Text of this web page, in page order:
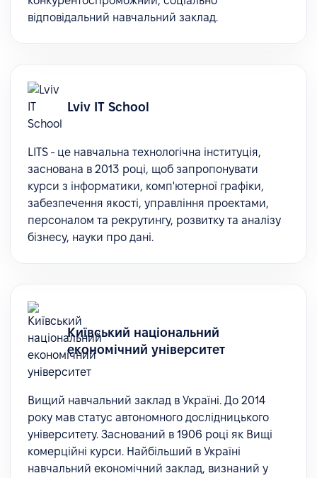
відповідальний навчальний заклад.
Lviv IT School
LITS - це навчальна технологічна інституція,
заснована в 2013 році, щоб запропонувати
курси з інформатики, комп'ютерної графіки,
забезпечення якості, управління проектами,
персоналом та рекрутингу, розвитку та аналізу
бізнесу, науки про дані.
Київський національний
економічний університет
Вищий навчальний заклад в Україні. До 2014
року мав статус автономного дослідницького
університету. Заснований в 1906 році як Вищі
комерційні курси. Найбільший в Україні
навчальний економічний заклад, визнаний у